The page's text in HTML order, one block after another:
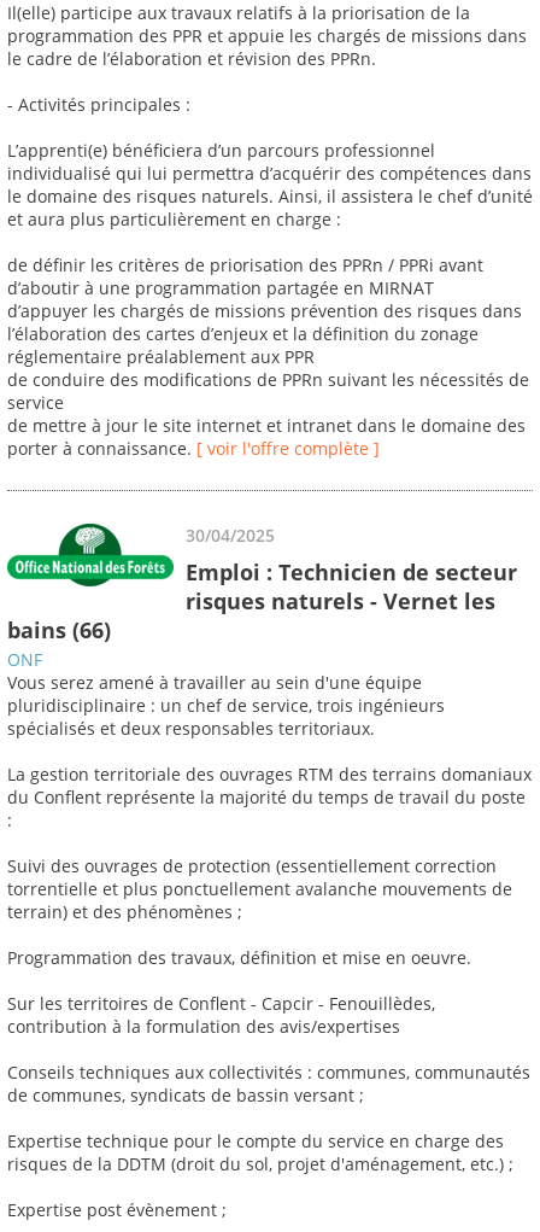
Il(elle) participe aux travaux relatifs à la priorisation de la
programmation des PPR et appuie les chargés de missions dans
le cadre de l’élaboration et révision des PPRn.
- Activités principales :
L’apprenti(e) bénéficiera d’un parcours professionnel
individualisé qui lui permettra d’acquérir des compétences dans
le domaine des risques naturels. Ainsi, il assistera le chef d’unité
et aura plus particulièrement en charge :
de définir les critères de priorisation des PPRn / PPRi avant
d’aboutir à une programmation partagée en MIRNAT
d’appuyer les chargés de missions prévention des risques dans
l’élaboration des cartes d’enjeux et la définition du zonage
réglementaire préalablement aux PPR
de conduire des modifications de PPRn suivant les nécessités de
service
de mettre à jour le site internet et intranet dans le domaine des
porter à connaissance. [ voir l'offre complète ]
30/04/2025
Emploi : Technicien de secteur
risques naturels - Vernet les
bains (66)
ONF
Vous serez amené à travailler au sein d'une équipe
pluridisciplinaire : un chef de service, trois ingénieurs
spécialisés et deux responsables territoriaux.
La gestion territoriale des ouvrages RTM des terrains domaniaux
du Conflent représente la majorité du temps de travail du poste
:
Suivi des ouvrages de protection (essentiellement correction
torrentielle et plus ponctuellement avalanche mouvements de
terrain) et des phénomènes ;
Programmation des travaux, définition et mise en oeuvre.
Sur les territoires de Conflent - Capcir - Fenouillèdes,
contribution à la formulation des avis/expertises
Conseils techniques aux collectivités : communes, communautés
de communes, syndicats de bassin versant ;
Expertise technique pour le compte du service en charge des
risques de la DDTM (droit du sol, projet d'aménagement, etc.) ;
Expertise post évènement ;